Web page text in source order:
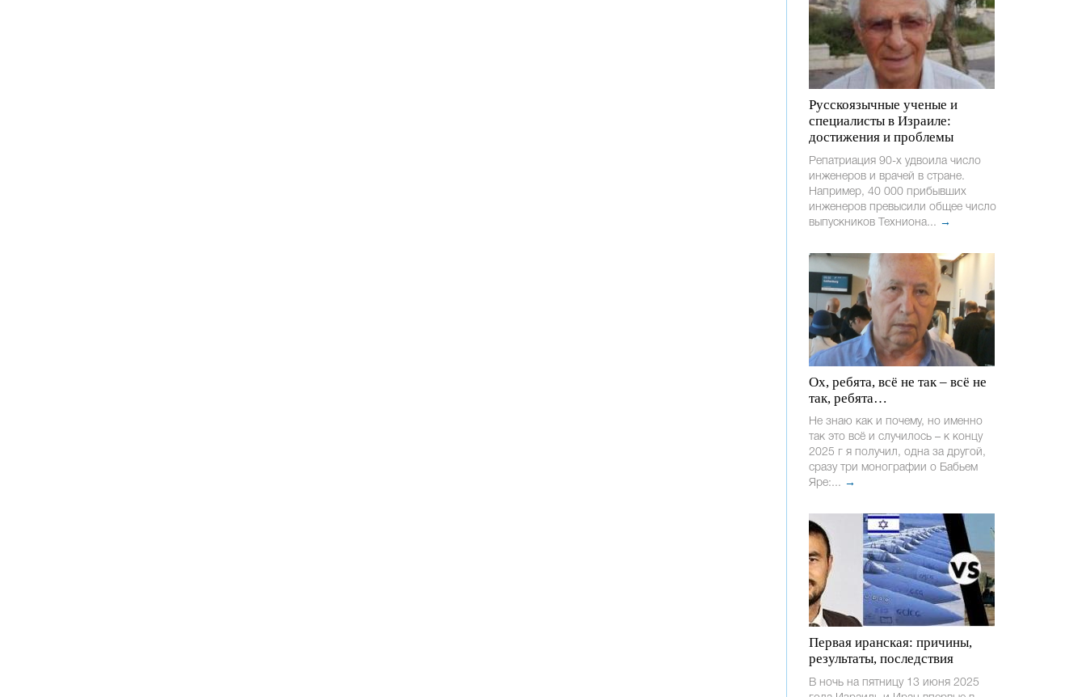
Русскоязычные ученые и
специалисты в Израиле:
достижения и проблемы
Репатриация 90-х удвоила число
инженеров и врачей в стране.
Например, 40 000 прибывших
инженеров превысили общее число
выпускников Техниона... →
Ох, ребята, всё не так – всё не
так, ребята…
Не знаю как и почему, но именно
так это всё и случилось – к концу
2025 г я получил, одна за другой,
сразу три монографии о Бабьем
Яре:... →
Первая иранская: причины,
результаты, последствия
В ночь на пятницу 13 июня 2025